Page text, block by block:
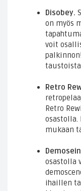
Disobey.
on myös
voit
palkinnon!
Retro
Retro
osastolla.
mukaan
osastolla
ihaillen